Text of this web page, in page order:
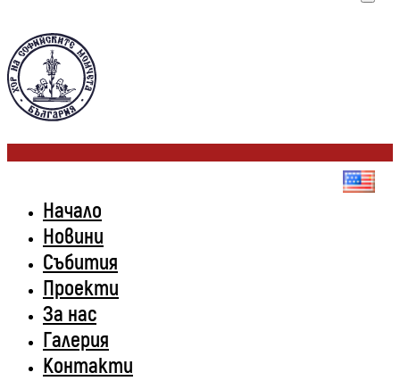
Начало
Новини
Събития
Проекти
За нас
Галерия
Контакти